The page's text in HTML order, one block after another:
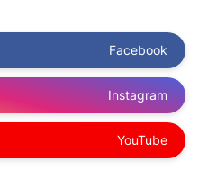
Facebook
Instagram
YouTube